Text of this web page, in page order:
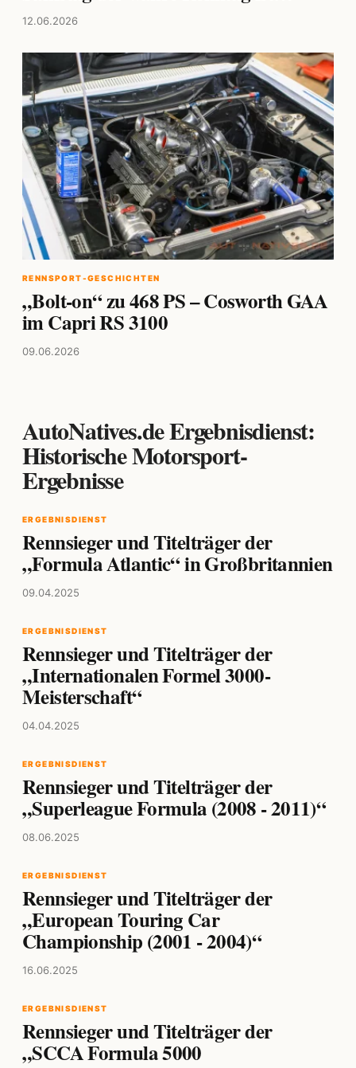
12.06.2026
RENNSPORT-GESCHICHTEN
„Bolt-on“ zu 468 PS – Cosworth GAA
im Capri RS 3100
09.06.2026
AutoNatives.de Ergebnisdienst:
Historische Motorsport-
Ergebnisse
ERGEBNISDIENST
Rennsieger und Titelträger der
„Formula Atlantic“ in Großbritannien
09.04.2025
ERGEBNISDIENST
Rennsieger und Titelträger der
„Internationalen Formel 3000-
Meisterschaft“
04.04.2025
ERGEBNISDIENST
Rennsieger und Titelträger der
„Superleague Formula (2008 - 2011)“
08.06.2025
ERGEBNISDIENST
Rennsieger und Titelträger der
„European Touring Car
Championship (2001 - 2004)“
16.06.2025
ERGEBNISDIENST
Rennsieger und Titelträger der
„SCCA Formula 5000